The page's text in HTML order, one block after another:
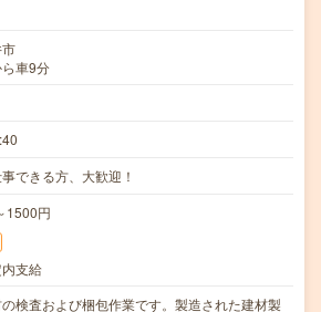
車9分
できる方、大歓迎！
1500円
支給
検査および梱包作業です。製造された建材製